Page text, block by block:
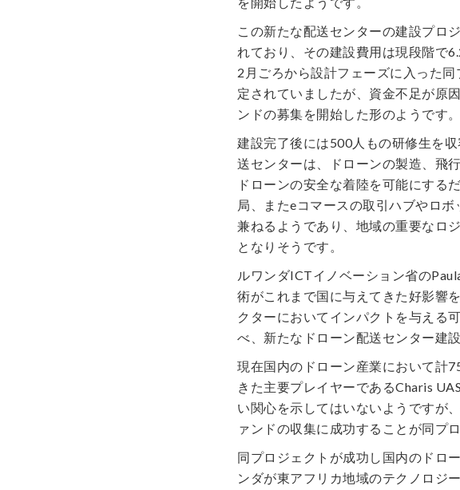
この新たな配送センターの建設プロ
れており、その建設費用は現段階で
2月ごろから設計フェーズに入った
定されていましたが、資金不足が原
ンドの募集を開始した形のようです。
建設完了後には500人もの研修生を
送センターは、ドローンの製造、飛
ドローンの安全な着陸を可能にする
局、またeコマースの取引ハブやロ
兼ねるようであり、地域の重要なロ
となりそうです。
ルワンダICTイノベーション省の
術がこれまで国に与えてきた好影響
クターにおいてインパクトを与える
べ、新たなドローン配送センター建
現在国内のドローン産業において計
きた主要プレイヤーであるCharis
い関心を示してはいないようですが
ァンドの収集に成功することが同プ
同プロジェクトが成功し国内のドロ
ンダが東アフリカ地域のテクノロジ